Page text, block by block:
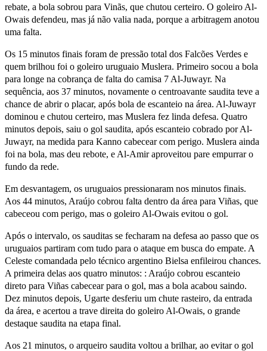
rebate, a bola sobrou para Vinãs, que chutou certeiro. O goleiro Al-
Owais defendeu, mas já não valia nada, porque a arbitragem anotou
uma falta.
Os 15 minutos finais foram de pressão total dos Falcões Verdes e
quem brilhou foi o goleiro uruguaio Muslera. Primeiro socou a bola
para longe na cobrança de falta do camisa 7 Al-Juwayr. Na
sequência, aos 37 minutos, novamente o centroavante saudita teve a
chance de abrir o placar, após bola de escanteio na área. Al-Juwayr
dominou e chutou certeiro, mas Muslera fez linda defesa. Quatro
minutos depois, saiu o gol saudita, após escanteio cobrado por Al-
Juwayr, na medida para Kanno cabecear com perigo. Muslera ainda
foi na bola, mas deu rebote, e Al-Amir aproveitou pare empurrar o
fundo da rede.
Em desvantagem, os uruguaios pressionaram nos minutos finais.
Aos 44 minutos, Araújo cobrou falta dentro da área para Viñas, que
cabeceou com perigo, mas o goleiro Al-Owais evitou o gol.
Após o intervalo, os sauditas se fecharam na defesa ao passo que os
uruguaios partiram com tudo para o ataque em busca do empate. A
Celeste comandada pelo técnico argentino Bielsa enfileirou chances.
A primeira delas aos quatro minutos: : Araújo cobrou escanteio
direto para Viñas cabecear para o gol, mas a bola acabou saindo.
Dez minutos depois, Ugarte desferiu um chute rasteiro, da entrada
da área, e acertou a trave direita do goleiro Al-Owais, o grande
destaque saudita na etapa final.
Aos 21 minutos, o arqueiro saudita voltou a brilhar, ao evitar o gol